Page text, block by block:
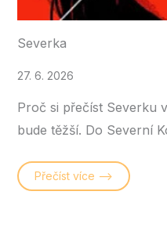
Severka
27. 6. 2026
Proč si přečíst Severku
bude těžší. Do Severní
Přečíst více –>